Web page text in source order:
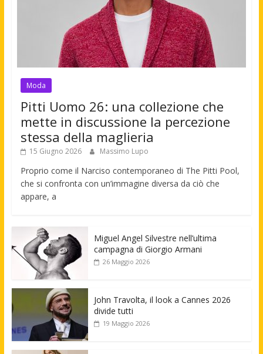
Moda
Pitti Uomo 26: una collezione che
mette in discussione la percezione
stessa della maglieria
15 Giugno 2026 Massimo Lupo
Proprio come il Narciso contemporaneo di The Pitti Pool,
che si confronta con un’immagine diversa da ciò che
appare, a
Miguel Angel Silvestre nell’ultima
campagna di Giorgio Armani
26 Maggio 2026
John Travolta, il look a Cannes 2026
divide tutti
19 Maggio 2026